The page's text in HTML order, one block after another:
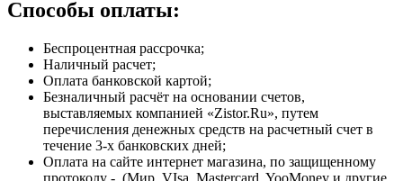
Способы оплаты:
Беспроцентная рассрочка;
Наличный расчет;
Оплата банковской картой;
Безналичный расчёт на основании счетов,
выставляемых компанией «Zistor.Ru», путем
перечисления денежных средств на расчетный счет в
течение 3-х банковских дней;
Оплата на сайте интернет магазина, по защищенному
протоколу - (Мир, VIsa, Mastercard, YooMoney и другие